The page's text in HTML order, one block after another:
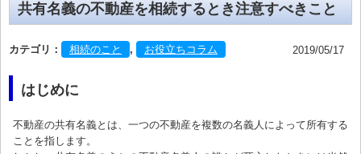
共有名義の不動産を相続するとき注意すべきこと
カテゴリ： 相続のこと , お役立ちコラム 2019/05/17
はじめに
不動産の共有名義とは、一つの不動産を複数の名義人によって所有する
ことを指します。